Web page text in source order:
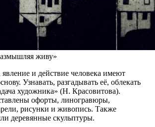
живу»
и действие человека имеют
Узнавать, разгадывать её, облекать
художника» (Н. Красовитова).
офорты, линогравюры,
рисунки и живопись. Также
деревянные скульптуры.